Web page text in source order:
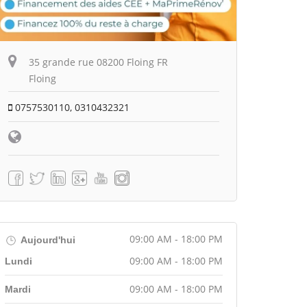
35 grande rue 08200 Floing FR
Floing
0757530110, 0310432321
Aujourd'hui 09:00 AM - 18:00 PM
Lundi 09:00 AM - 18:00 PM
Mardi 09:00 AM - 18:00 PM